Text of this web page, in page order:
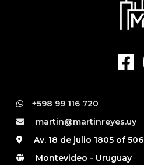
+598 99 116 720
martin@martinreyes.uy
Av. 18 de julio 1805 of 506
Montevideo - Uruguay